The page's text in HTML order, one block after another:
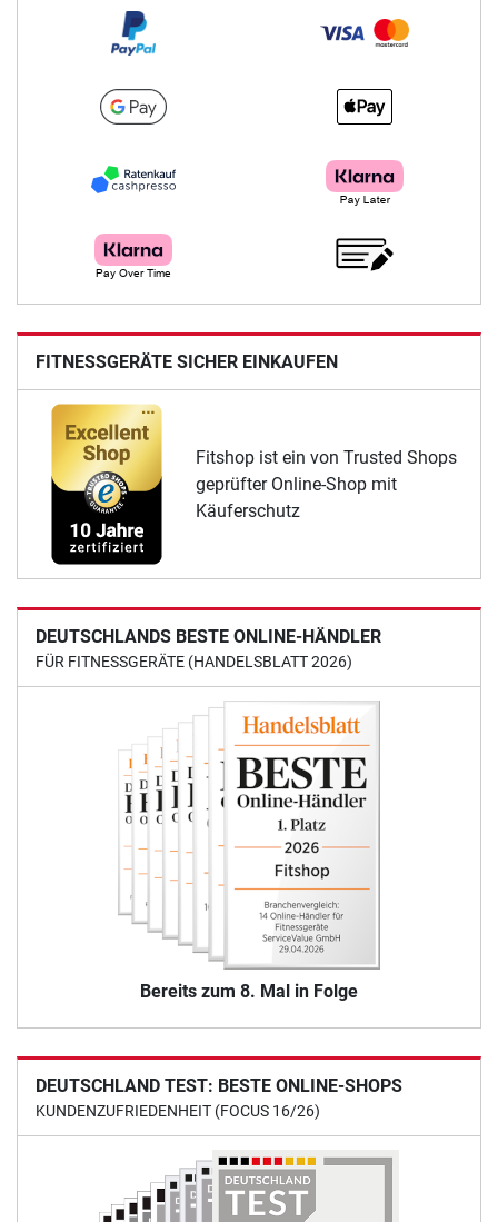
FITNESSGERÄTE SICHER EINKAUFEN
Fitshop ist ein von Trusted Shops
geprüfter Online-Shop mit
Käuferschutz
DEUTSCHLANDS BESTE ONLINE-HÄNDLER
FÜR FITNESSGERÄTE (HANDELSBLATT 2026)
Bereits zum 8. Mal in Folge
DEUTSCHLAND TEST: BESTE ONLINE-SHOPS
KUNDENZUFRIEDENHEIT (FOCUS 16/26)